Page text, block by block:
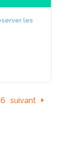
les
6 suivant